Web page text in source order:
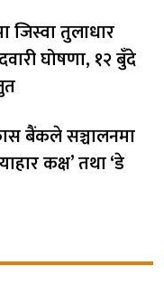
जिस्वा तुलाधार
घोषणा, १२ बुँदे
बैंकले सञ्चालनमा
कक्ष’ तथा ‘डे